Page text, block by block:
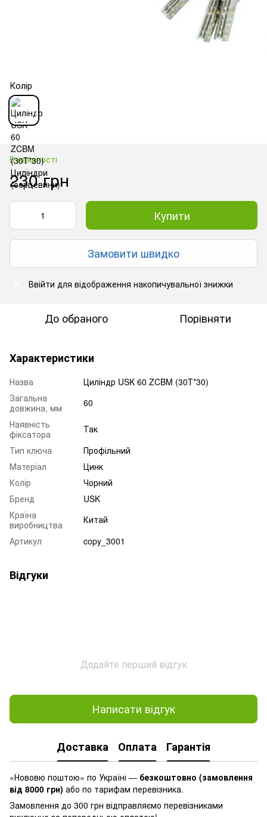
Колір
В наявності
230 грн
Купити
Замовити швидко
Ввійти для відображення накопичувальної знижки
До обраного Порівняти
Характеристики
Назва
Циліндр USK 60 ZCBM (30T*30)
Загальна
довжина, мм
60
Наявність
фіксатора
Так
Тип ключа
Профільний
Матеріал
Цинк
Колір
Чорний
Бренд
USK
Країна
виробництва
Китай
Артикул
copy_3001
Відгуки
Додайте перший відгук
Написати відгук
Доставка Оплата Гарантія
«Нововю поштою» по Україні — безкоштовно (замовлення
від 8000 грн) або по тарифам перевізника.
Замовлення до 300 грн відправляємо перевізниками